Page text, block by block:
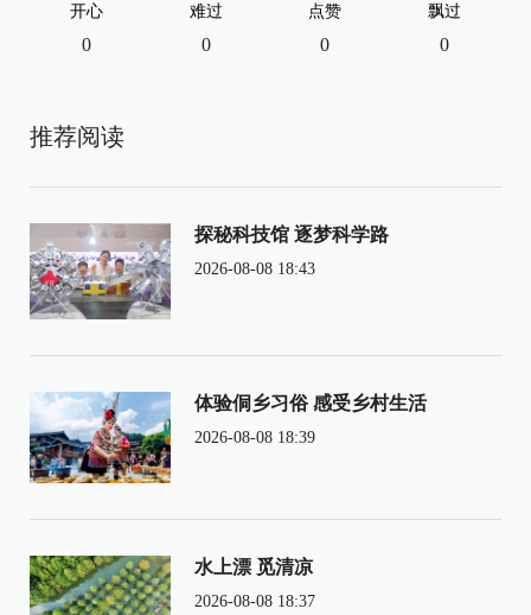
开心
0
难过
0
点赞
0
飘过
0
推荐阅读
探秘科技馆 逐梦科学路
2026-08-08 18:43
体验侗乡习俗 感受乡村生活
2026-08-08 18:39
水上漂 觅清凉
2026-08-08 18:37